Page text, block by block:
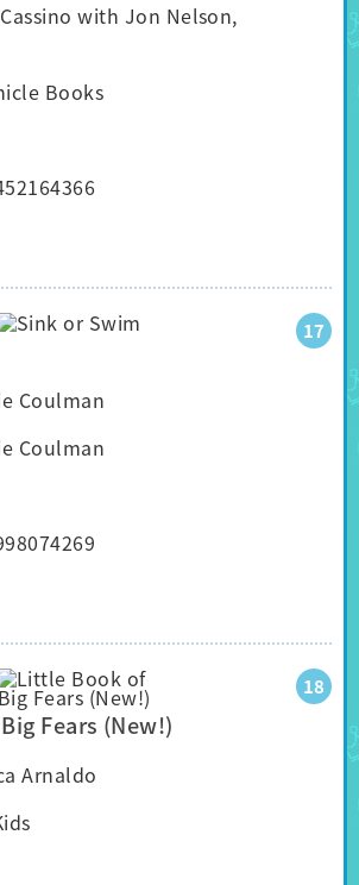
with Jon Nelson,
Books
17
Coulman
Coulman
18
Fears (New!)
Arnaldo